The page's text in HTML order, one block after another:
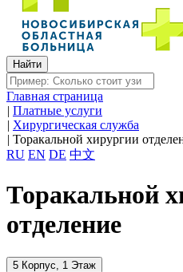
Главная страница
| Платные услуги
| Хирургическая служба
| Торакальной хирургии
RU EN DE 中文
Торакальной
отделение
5 Корпус, 1 Этаж